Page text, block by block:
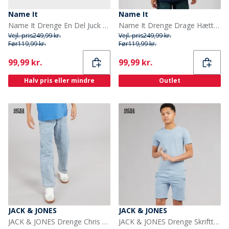
Name It
Name It Drenge En Del Juck Hættetrøje Sort
Vejl. pris249,99 kr.
Før119,99 kr.
Current
99,99 kr.
Halv pris eller mindre
Name It
Name It Drenge Drage Hættetrøje Navy Blazer
Vejl. pris249,99 kr.
Før119,99 kr.
Current
99,99 kr.
Outlet
JACK & JONES
JACK & JONES Drenge Chris Original AKM 932 Relaxed Fit Jeans Blue Denim
JACK & JONES
JACK & JONES Drenge Skrifttype T-shirt Og Shorts Sæt Ashley Blue